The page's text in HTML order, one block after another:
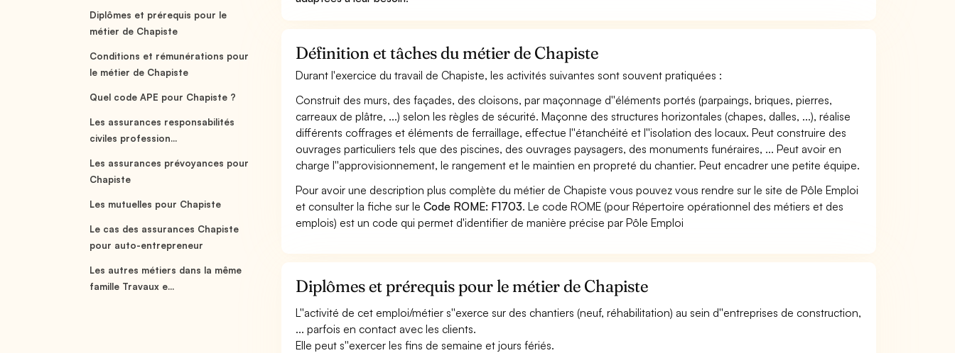
Diplômes et prérequis pour le
métier de Chapiste
Conditions et rémunérations pour
le métier de Chapiste
Quel code APE pour Chapiste ?
Les assurances responsabilités
civiles profession...
Les assurances prévoyances pour
Chapiste
Les mutuelles pour Chapiste
Le cas des assurances Chapiste
pour auto-entrepreneur
Les autres métiers dans la même
famille Travaux e...
Définition et tâches du métier de Chapiste
Durant l'exercice du travail de Chapiste, les activités suivantes sont souvent pratiquées :
Construit des murs, des façades, des cloisons, par maçonnage d''éléments portés (parpaings, briques, pierres,
carreaux de plâtre, ...) selon les règles de sécurité. Maçonne des structures horizontales (chapes, dalles, ...), réalise
différents coffrages et éléments de ferraillage, effectue l''étanchéité et l''isolation des locaux. Peut construire des
ouvrages particuliers tels que des piscines, des ouvrages paysagers, des monuments funéraires, ... Peut avoir en
charge l''approvisionnement, le rangement et le maintien en propreté du chantier. Peut encadrer une petite équipe.
Pour avoir une description plus complète du métier de Chapiste vous pouvez vous rendre sur le site de Pôle Emploi
et consulter la fiche sur leCode ROME: F1703. Le code ROME (pour Répertoire opérationnel des métiers et des
emplois) est un code qui permet d'identifier de manière précise par Pôle Emploi
Diplômes et prérequis pour le métier de Chapiste
L''activité de cet emploi/métier s''exerce sur des chantiers (neuf, réhabilitation) au sein d''entreprises de construction,
... parfois en contact avec les clients.
Elle peut s''exercer les fins de semaine et jours fériés.